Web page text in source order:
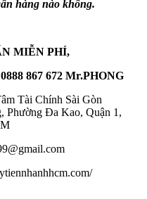
hàng nào không.
MIỄN PHÍ,
0888 867 672 Mr.PHONG
Tài Chính Sài Gòn
Đa Kao, Quận 1,